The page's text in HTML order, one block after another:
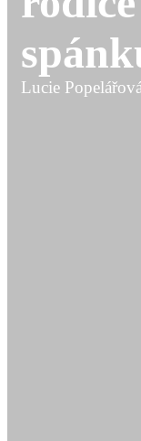
Lucie Popelářová